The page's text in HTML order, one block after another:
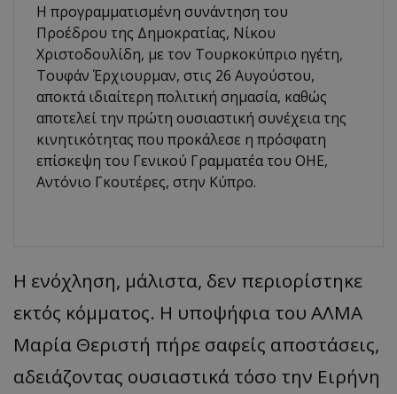
Η προγραμματισμένη συνάντηση του
Προέδρου της Δημοκρατίας, Νίκου
Χριστοδουλίδη, με τον Τουρκοκύπριο ηγέτη,
Τουφάν Έρχιουρμαν, στις 26 Αυγούστου,
αποκτά ιδιαίτερη πολιτική σημασία, καθώς
αποτελεί την πρώτη ουσιαστική συνέχεια της
κινητικότητας που προκάλεσε η πρόσφατη
επίσκεψη του Γενικού Γραμματέα του ΟΗΕ,
Αντόνιο Γκουτέρες, στην Κύπρο.
Η ενόχληση, μάλιστα, δεν περιορίστηκε
εκτός κόμματος. Η υποψήφια του ΑΛΜΑ
Μαρία Θεριστή πήρε σαφείς αποστάσεις,
αδειάζοντας ουσιαστικά τόσο την Ειρήνη